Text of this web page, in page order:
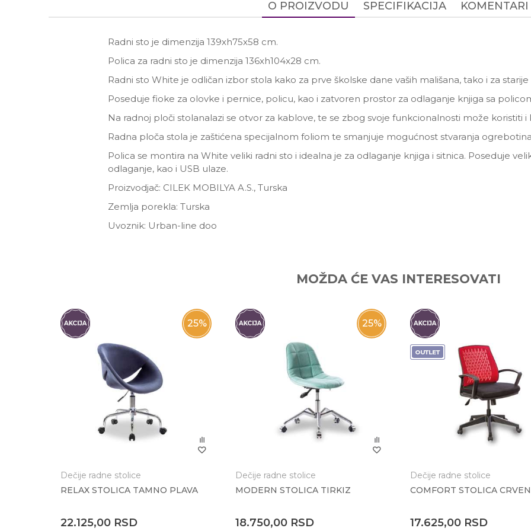
O PROIZVODU SPECIFIKACIJA KOMENTARI
Radni sto je dimenzija 139xh75x58 cm.
Polica za radni sto je dimenzija 136xh104x28 cm.
Radni sto White je odličan izbor stola kako za prve školske dane vaših mališana, tako i za starije
Poseduje fioke za olovke i pernice, policu, kao i zatvoren prostor za odlaganje knjiga sa
Na radnoj ploči stolanalazi se otvor za kablove, te se zbog svoje funkcionalnosti može koristiti
Radna ploča stola je zaštićena specijalnom foliom te smanjuje mogućnost stvaranja
Polica se montira na White veliki radni sto i idealna je za odlaganje knjiga i sitnica. Poseduje
odlaganje, kao i USB ulaze.
Proizvodjač: CILEK MOBILYA A.S., Turska
Zemlja porekla: Turska
Uvoznik: Urban-line doo
Anti-spam zaštita - izračunajte koliko je 6 - 1 :
MOŽDA ĆE VAS INTERESOVATI
25%
Dečije radne stolice
RELAX STOLICA TAMNO PLAVA
22.125,00 RSD
25%
Dečije radne stolice
MODERN STOLICA TIRKIZ
18.750,00 RSD
Dečije radne stolice
COMFORT STOLICA
17.625,00 RSD